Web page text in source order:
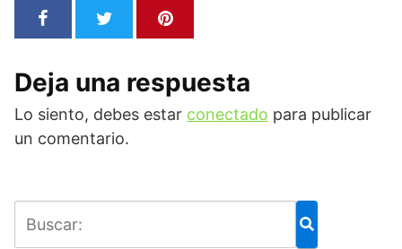
Deja una respuesta
Lo siento, debes estar conectado para publicar
un comentario.